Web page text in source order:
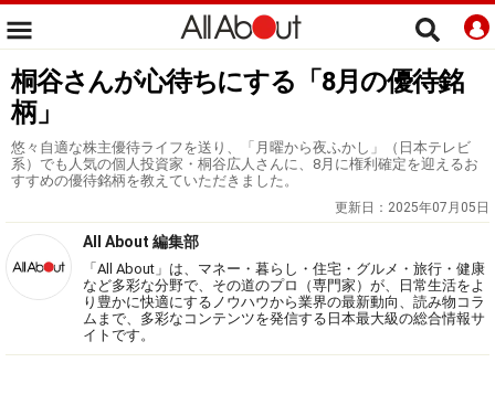
桐谷さんが心待ちにする「8月の優待銘
柄」
悠々自適な株主優待ライフを送り、「月曜から夜ふかし」（日本テレビ
系）でも人気の個人投資家・桐谷広人さんに、8月に権利確定を迎えるお
すすめの優待銘柄を教えていただきました。
更新日： 2025年07月05日
All About 編集部
「All About」は、マネー・暮らし・住宅・グルメ・旅行・健康
など多彩な分野で、その道のプロ（専門家）が、日常生活をよ
り豊かに快適にするノウハウから業界の最新動向、読み物コラ
ムまで、多彩なコンテンツを発信する日本最大級の総合情報サ
イトです。